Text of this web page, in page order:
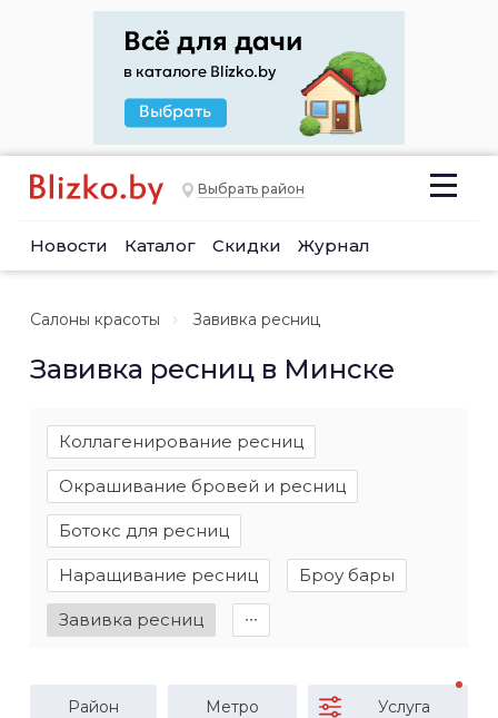
Выбрать район
Новости Каталог Скидки Журнал
Салоны красоты Завивка ресниц
Завивка ресниц в Минске
Коллагенирование ресниц
Окрашивание бровей и ресниц
Ботокс для ресниц
Наращивание ресниц Броу бары
Завивка ресниц ∙∙∙
Район Метро Услуга